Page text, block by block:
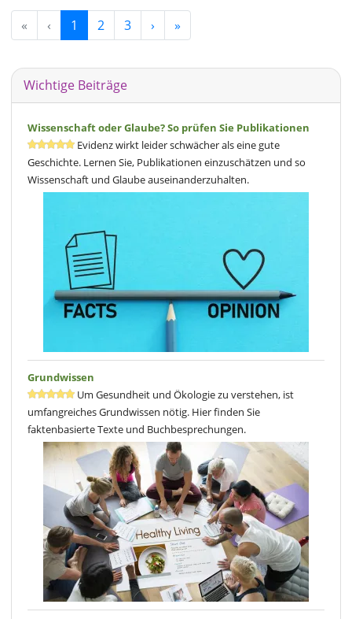
« ‹ 1 2 3 › »
Wichtige Beiträge
Wissenschaft oder Glaube? So prüfen Sie Publikationen
Evidenz wirkt leider schwächer als eine gute
Geschichte. Lernen Sie, Publikationen einzuschätzen und so
Wissenschaft und Glaube auseinanderzuhalten.
Grundwissen
Um Gesundheit und Ökologie zu verstehen, ist
umfangreiches Grundwissen nötig. Hier finden Sie
faktenbasierte Texte und Buchbesprechungen.